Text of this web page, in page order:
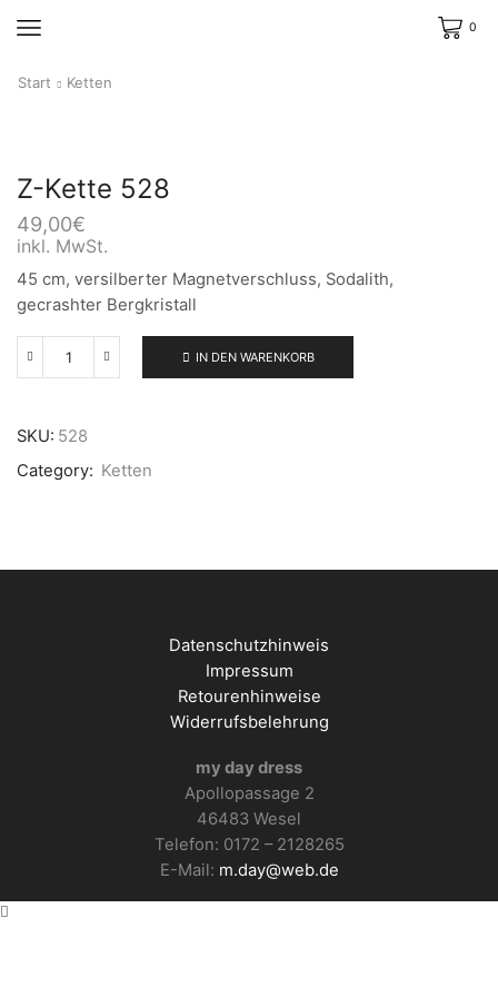
0
Start Ketten
Z-Kette 528
49,00€
inkl. MwSt.
45 cm, versilberter Magnetverschluss, Sodalith,
gecrashter Bergkristall
Z-
Menge
IN DEN WARENKORB
SKU: 528
Category: Ketten
Datenschutzhinweis
Impressum
Retourenhinweise
Widerrufsbelehrung
my day dress
Apollopassage 2
46483 Wesel
Telefon: 0172 – 2128265
E-Mail: m.day@web.de